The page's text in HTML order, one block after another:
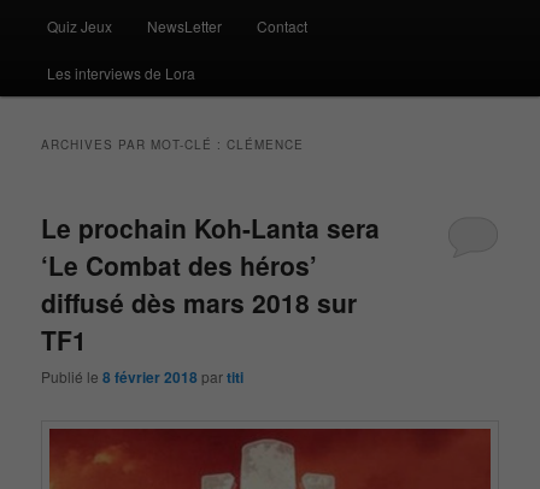
Quiz Jeux NewsLetter Contact
Les interviews de Lora
ARCHIVES PAR MOT-CLÉ :CLÉMENCE
Le prochain Koh-Lanta sera
‘Le Combat des héros’
diffusé dès mars 2018 sur
TF1
Publié le8 février 2018 partiti